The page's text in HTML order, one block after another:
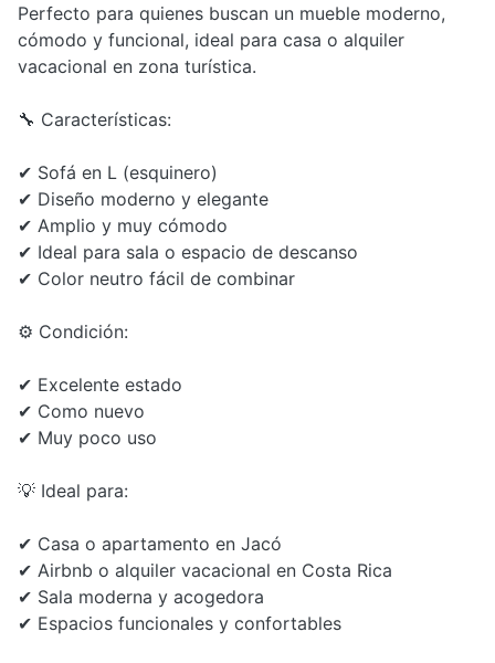
Perfecto para quienes buscan un mueble moderno,
cómodo y funcional, ideal para casa o alquiler
vacacional en zona turística.
🔧 Características:
✔ Sofá en L (esquinero)
✔ Diseño moderno y elegante
✔ Amplio y muy cómodo
✔ Ideal para sala o espacio de descanso
✔ Color neutro fácil de combinar
⚙️ Condición:
✔ Excelente estado
✔ Como nuevo
✔ Muy poco uso
💡 Ideal para:
✔ Casa o apartamento en Jacó
✔ Airbnb o alquiler vacacional en Costa Rica
✔ Sala moderna y acogedora
✔ Espacios funcionales y confortables